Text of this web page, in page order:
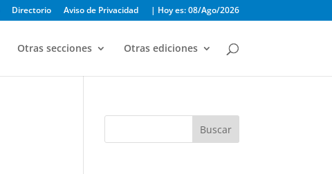
Directorio Aviso de Privacidad | Hoy es: 08/Ago/2026
Otras secciones Otras ediciones
Buscar